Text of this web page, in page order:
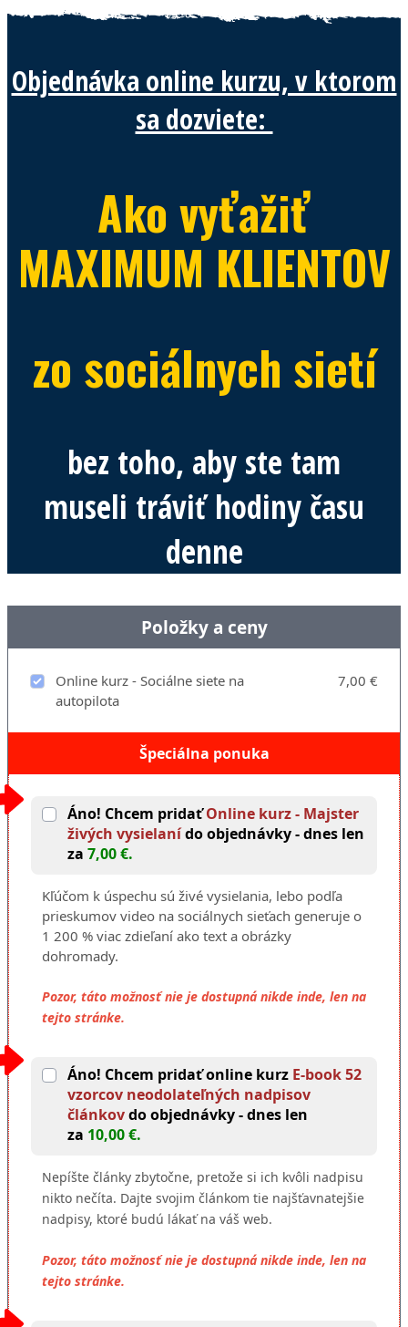
Objednávka online kurzu, v ktorom
sa dozviete:
Ako vyťažiť
MAXIMUM KLIENTOV
zo sociálnych sietí
bez toho, aby ste tam
museli tráviťhodiny času
denne
Položky a ceny
Online kurz - Sociálne siete na
autopilota
7,00 €
Špeciálna ponuka
Áno! Chcem pridaťOnline kurz - Majster
živých vysielanído objednávky - dnes len
za 7,00 €.
Kľúčom k úspechu sú živé vysielania, lebo podľa
prieskumov video na sociálnych sieťach generuje o
1 200 % viac zdieľaní ako text a obrázky
dohromady.
Pozor, táto možnosť nie je dostupná nikde inde, len na
tejto stránke.
Áno! Chcem pridať online kurz E-book 52
vzorcov neodolateľných nadpisov
článkovdo objednávky - dnes len
za 10,00 €.
Nepíšte články zbytočne, pretože si ich kvôli nadpisu
nikto nečíta. Dajte svojim článkom tie najšťavnatejšie
nadpisy, ktoré budú lákať na váš web.
Pozor, táto možnosť nie je dostupná nikde inde, len na
tejto stránke.